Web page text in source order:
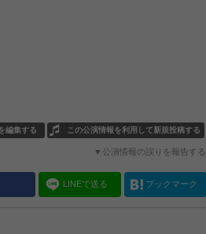
この公演情報を利用して新規投稿する
編集する
▼公演情報の誤りを報告する
LINEで送る ブックマーク